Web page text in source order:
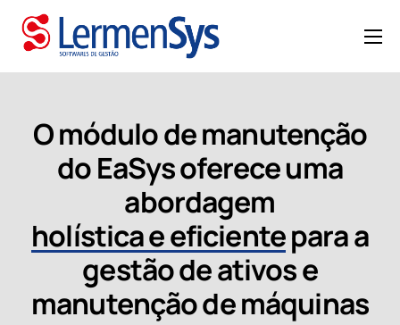
SOLUÇÕES
MANUTENÇÃO
BLOG
O módulo de manutenção
do EaSys oferece uma
abordagem
holística e eficientepara a
gestão de ativos e
manutenção de máquinas